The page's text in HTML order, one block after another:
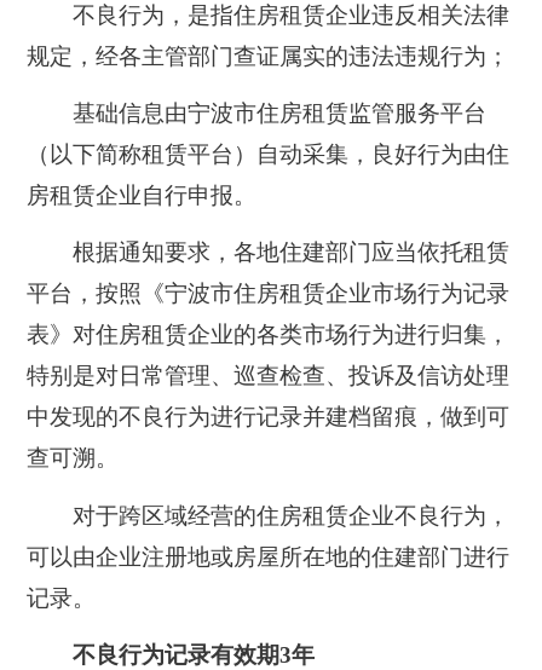
不良行为， 是指住房租赁企业违反相关法律
规定，经各主管部门查证属实的违法违规行为；
基础信息由宁波市住房租赁监管服务平台
（以下简称租赁平台）自动采集，良好行为由住
房租赁企业自行申报。
根据通知要求，各地住建部门应当依托租赁
平台，按照《宁波市住房租赁企业市场行为记录
表》对住房租赁企业的各类市场行为进行归集，
特别是对日常管理、巡查检查、投诉及信访处理
中发现的不良行为进行记录并建档留痕，做到可
查可溯。
对于跨区域经营的住房租赁企业不良行为，
可以由企业注册地或房屋所在地的住建部门进行
记录。
不良行为记录有效期3年